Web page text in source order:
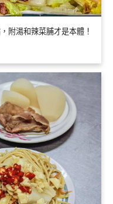
附湯和辣菜脯才是本體！